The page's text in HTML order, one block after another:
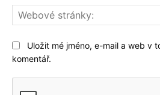
Uložit mé jméno, e-mail a web v
komentář.